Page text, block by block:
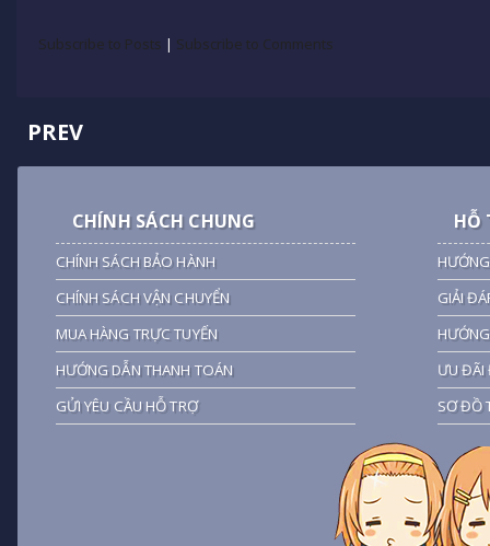
Subscribe to Posts | Subscribe to Comments
PREV
CHÍNH SÁCH CHUNG
CHÍNH SÁCH BẢO HÀNH
CHÍNH SÁCH VẬN CHUYỂN
MUA HÀNG TRỰC TUYẾN
HƯỚNG DẪN THANH TOÁN
GỬI YÊU CẦU HỖ TRỢ
HỖ
GIẢI
ƯU ĐÃI
SƠ ĐỒ